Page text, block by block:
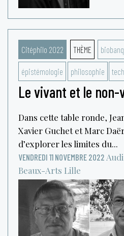
Citéphilo 2022 THÈME
épistémologie philosophie
Le vivant et le
Dans cette table ronde,
Xavier Guchet et Marc
d’explorer les limites du...
VENDREDI 11 NOVEMBRE 2022
Beaux-Arts Lille